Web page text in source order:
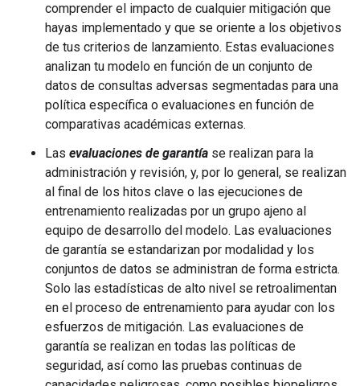
comprender el impacto de cualquier mitigación que
hayas implementado y que se oriente a los objetivos
de tus criterios de lanzamiento. Estas evaluaciones
analizan tu modelo en función de un conjunto de
datos de consultas adversas segmentadas para una
política específica o evaluaciones en función de
comparativas académicas externas.
Las evaluaciones de garantía se realizan para la
administración y revisión, y, por lo general, se realizan
al final de los hitos clave o las ejecuciones de
entrenamiento realizadas por un grupo ajeno al
equipo de desarrollo del modelo. Las evaluaciones
de garantía se estandarizan por modalidad y los
conjuntos de datos se administran de forma estricta.
Solo las estadísticas de alto nivel se retroalimentan
en el proceso de entrenamiento para ayudar con los
esfuerzos de mitigación. Las evaluaciones de
garantía se realizan en todas las políticas de
seguridad, así como las pruebas continuas de